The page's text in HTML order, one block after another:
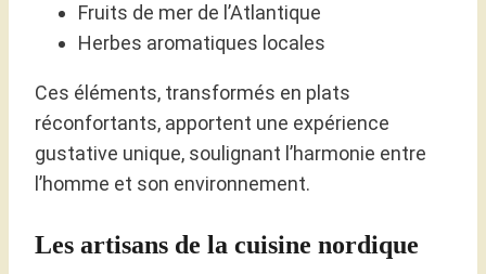
Fruits de mer de l’Atlantique
Herbes aromatiques locales
Ces éléments, transformés en plats
réconfortants, apportent une expérience
gustative unique, soulignant l’harmonie entre
l’homme et son environnement.
Les artisans de la cuisine nordique